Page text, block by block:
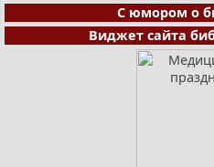
С юмором о
Виджет сайта